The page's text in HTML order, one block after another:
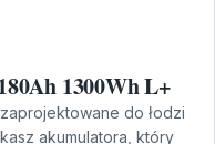
1300Wh L+
do łodzi
akumulatora, który